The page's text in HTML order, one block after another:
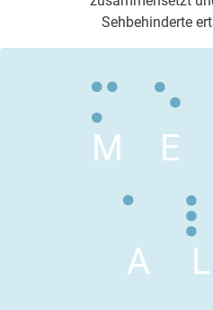
Sehbehinderte
M E
A L